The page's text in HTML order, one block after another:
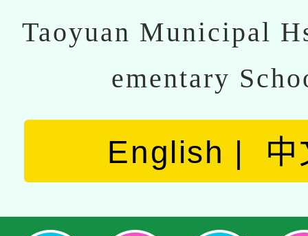
Taoyuan Municipal
ementary
English 中